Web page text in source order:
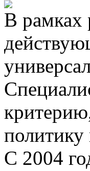
В рамках
политику
С 2004